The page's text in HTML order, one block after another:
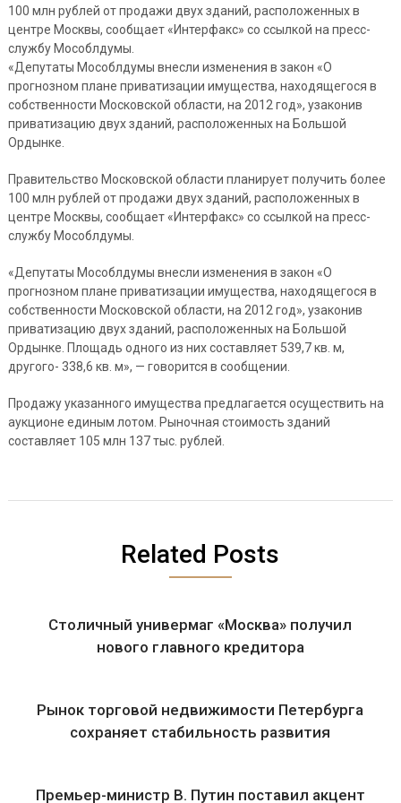
100 млн рублей от продажи двух зданий, расположенных в
центре Москвы, сообщает «Интерфакс» со ссылкой на пресс-
службу Мособлдумы.
«Депутаты Мособлдумы внесли изменения в закон «О
прогнозном плане приватизации имущества, находящегося в
собственности Московской области, на 2012 год», узаконив
приватизацию двух зданий, расположенных на Большой
Ордынке.
Правительство Московской области планирует получить более
100 млн рублей от продажи двух зданий, расположенных в
центре Москвы, сообщает «Интерфакс» со ссылкой на пресс-
службу Мособлдумы.
«Депутаты Мособлдумы внесли изменения в закон «О
прогнозном плане приватизации имущества, находящегося в
собственности Московской области, на 2012 год», узаконив
приватизацию двух зданий, расположенных на Большой
Ордынке. Площадь одного из них составляет 539,7 кв. м,
другого- 338,6 кв. м», — говорится в сообщении.
Продажу указанного имущества предлагается осуществить на
аукционе единым лотом. Рыночная стоимость зданий
составляет 105 млн 137 тыс. рублей.
Related Posts
Столичный универмаг «Москва» получил
нового главного кредитора
Рынок торговой недвижимости Петербурга
сохраняет стабильность развития
Премьер-министр В. Путин поставил акцент